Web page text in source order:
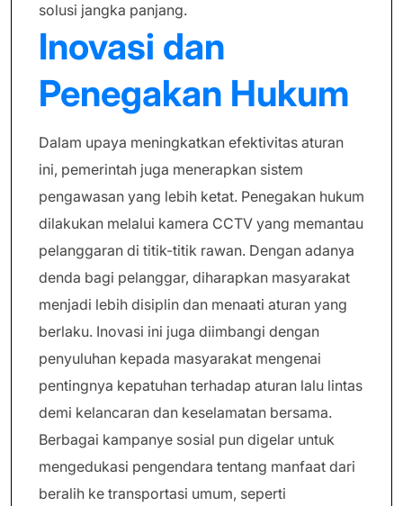
solusi jangka panjang.
Inovasi dan
Penegakan Hukum
Dalam upaya meningkatkan efektivitas aturan
ini, pemerintah juga menerapkan sistem
pengawasan yang lebih ketat. Penegakan hukum
dilakukan melalui kamera CCTV yang memantau
pelanggaran di titik-titik rawan. Dengan adanya
denda bagi pelanggar, diharapkan masyarakat
menjadi lebih disiplin dan menaati aturan yang
berlaku. Inovasi ini juga diimbangi dengan
penyuluhan kepada masyarakat mengenai
pentingnya kepatuhan terhadap aturan lalu lintas
demi kelancaran dan keselamatan bersama.
Berbagai kampanye sosial pun digelar untuk
mengedukasi pengendara tentang manfaat dari
beralih ke transportasi umum, seperti